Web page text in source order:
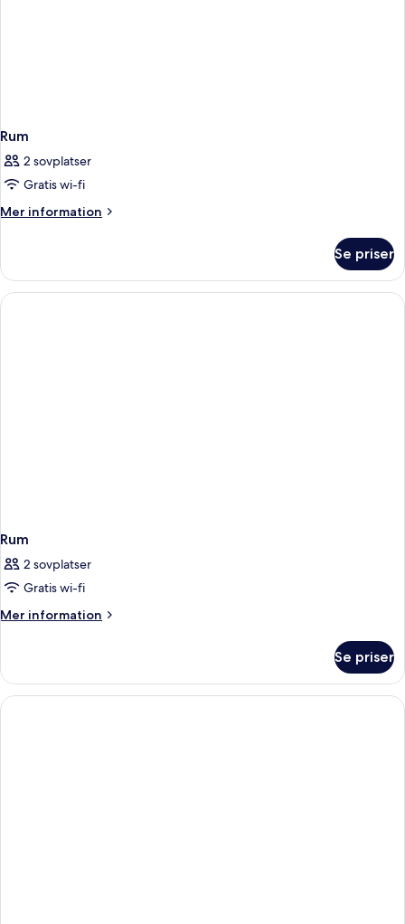
Rum
2 sovplatser
Gratis wi-fi
Mer information
Mer
Se priser
Rum
2 sovplatser
Gratis wi-fi
Mer information
Mer
Se priser